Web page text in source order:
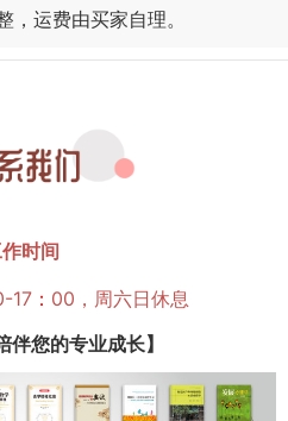
运费由买家自理。
时间
17： 00，周六日休息
伴您的专业成长】